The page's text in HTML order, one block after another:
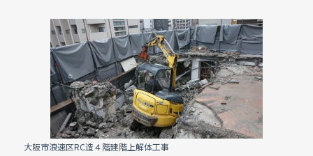
c
e
b
o
o
k
e
大阪市浪速区RC造４階建階上解体工事